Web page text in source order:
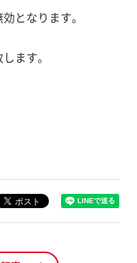
となります。
ます。